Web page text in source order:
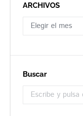
ARCHIVOS
ARCHIVOS
Buscar
Buscar: